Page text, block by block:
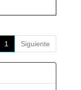
1 Siguiente